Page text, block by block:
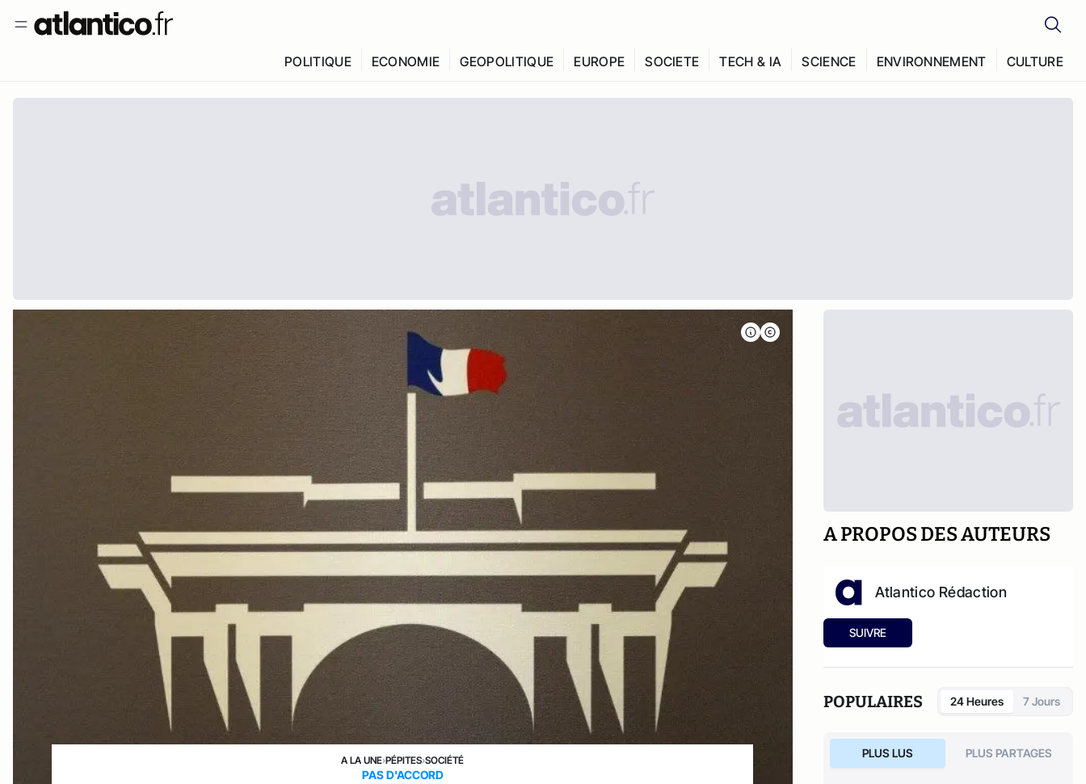
POLITIQUE ECONOMIE GEOPOLITIQUE EUROPE SOCIETE TECH & IA SCIENCE ENVIRONNEMENT CULTURE
A LA UNE›PÉPITES›SOCIÉTÉ
PAS D'ACCORD
A PROPOS DES AUTEURS
Atlantico Rédaction
SUIVRE
POPULAIRES 24 Heures 7 Jours
PLUS LUS PLUS PARTAGES